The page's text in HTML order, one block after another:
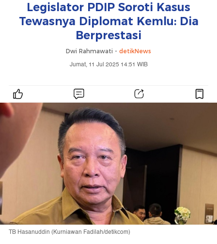
Legislator PDIP Soroti Kasus
Tewasnya Diplomat Kemlu: Dia
Berprestasi
Dwi Rahmawati - detikNews
Jumat, 11 Jul 2025 14:51 WIB
TB Hasanuddin (Kurniawan Fadilah/detikcom)